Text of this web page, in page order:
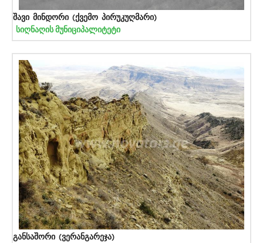
შავი მინდორი (ქვემო პირუკუღმარი)
სიღნაღის მუნიციპალიტეტი
განსაშორი (ვერანგარეჯა)